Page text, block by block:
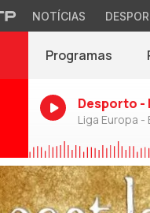
NOTÍCIAS
Programas
Desporto -
Liga Europa -